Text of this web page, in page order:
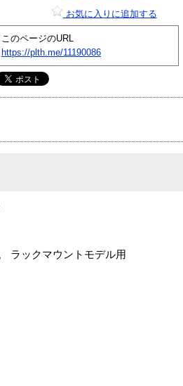
お気に入りに追加する
このページのURL
https://plth.me/11190086
ラックマウントモデル用